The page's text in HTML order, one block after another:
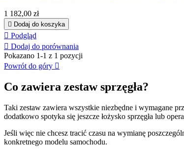
Cena
1 182,00 zł
 Dodaj do koszyka
 Podgląd
 Dodaj do porównania
Pokazano 1-1 z 1 pozycji
Powrót do góry 
Co zawiera zestaw sprzęgła?
Taki zestaw zawiera wszystkie niezbędne i wymagane
dodatkowo spotyka się jeszcze łożysko sprzęgła lub
Jeśli więc nie chcesz tracić czasu na wymianę
konkretnego modelu samochodu.